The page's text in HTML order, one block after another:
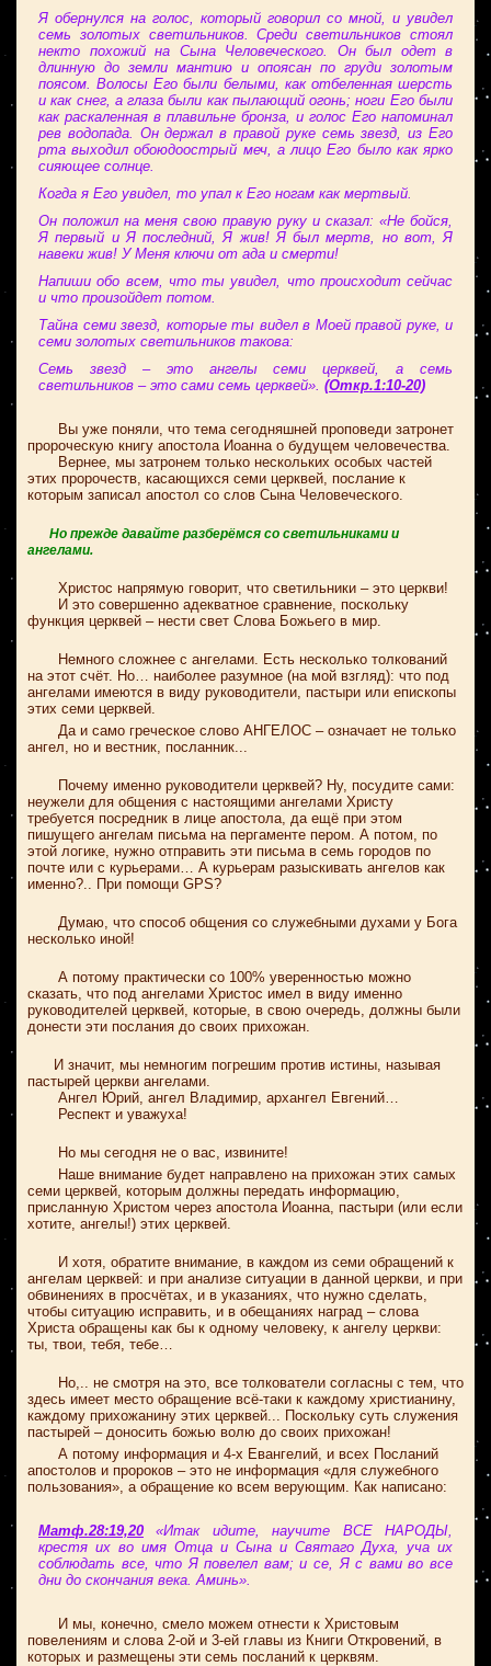
Я обернулся на голос, который говорил со мной, и увидел
семь золотых светильников. Среди светильников стоял
некто похожий на Сына Человеческого. Он был одет в
длинную до земли мантию и опоясан по груди золотым
поясом. Волосы Его были белыми, как отбеленная шерсть
и как снег, а глаза были как пылающий огонь; ноги Его были
как раскаленная в плавильне бронза, и голос Его напоминал
рев водопада. Он держал в правой руке семь звезд, из Его
рта выходил обоюдоострый меч, а лицо Его было как ярко
сияющее солнце.
Когда я Его увидел, то упал к Его ногам как мертвый.
Он положил на меня свою правую руку и сказал: «Не бойся,
Я первый и Я последний, Я жив! Я был мертв, но вот, Я
навеки жив! У Меня ключи от ада и смерти!
Напиши обо всем, что ты увидел, что происходит сейчас
и что произойдет потом.
Тайна семи звезд, которые ты видел в Моей правой руке, и
семи золотых светильников такова:
Семь звезд – это ангелы семи церквей, а семь
светильников – это сами семь церквей». (Откр.1:10-20)
Вы уже поняли, что тема сегодняшней проповеди затронет
пророческую книгу апостола Иоанна о будущем человечества.
Вернее, мы затронем только нескольких особых частей
этих пророчеств, касающихся семи церквей, послание к
которым записал апостол со слов Сына Человеческого.
Но прежде давайте разберёмся со светильниками и
ангелами.
Христос напрямую говорит, что светильники – это церкви!
И это совершенно адекватное сравнение, поскольку
функция церквей – нести свет Слова Божьего в мир.
Немного сложнее с ангелами. Есть несколько толкований
на этот счёт. Но… наиболее разумное (на мой взгляд): что под
ангелами имеются в виду руководители, пастыри или епископы
этих семи церквей.
Да и само греческое слово АНГЕЛОС – означает не только
ангел, но и вестник, посланник...
Почему именно руководители церквей? Ну, посудите сами:
неужели для общения с настоящими ангелами Христу
требуется посредник в лице апостола, да ещё при этом
пишущего ангелам письма на пергаменте пером. А потом, по
этой логике, нужно отправить эти письма в семь городов по
почте или с курьерами… А курьерам разыскивать ангелов как
именно?.. При помощи GPS?
Думаю, что способ общения со служебными духами у Бога
несколько иной!
А потому практически со 100% уверенностью можно
сказать, что под ангелами Христос имел в виду именно
руководителей церквей, которые, в свою очередь, должны были
донести эти послания до своих прихожан.
И значит, мы немногим погрешим против истины, называя
пастырей церкви ангелами.
Ангел Юрий, ангел Владимир, архангел Евгений…
Респект и уважуха!
Но мы сегодня не о вас, извините!
Наше внимание будет направлено на прихожан этих самых
семи церквей, которым должны передать информацию,
присланную Христом через апостола Иоанна, пастыри (или если
хотите, ангелы!) этих церквей.
И хотя, обратите внимание, в каждом из семи обращений к
ангелам церквей: и при анализе ситуации в данной церкви, и при
обвинениях в просчётах, и в указаниях, что нужно сделать,
чтобы ситуацию исправить, и в обещаниях наград – слова
Христа обращены как бы к одному человеку, к ангелу церкви:
ты, твои, тебя, тебе…
Но,.. не смотря на это, все толкователи согласны с тем, что
здесь имеет место обращение всё-таки к каждому христианину,
каждому прихожанину этих церквей... Поскольку суть служения
пастырей – доносить божью волю до своих прихожан!
А потому информация и 4-х Евангелий, и всех Посланий
апостолов и пророков – это не информация «для служебного
пользования», а обращение ко всем верующим. Как написано:
Матф.28:19,20 «Итак идите, научите ВСЕ НАРОДЫ,
крестя их во имя Отца и Сына и Святаго Духа, уча их
соблюдать все, что Я повелел вам; и се, Я с вами во все
дни до скончания века. Аминь».
И мы, конечно, смело можем отнести к Христовым
повелениям и слова 2-ой и 3-ей главы из Книги Откровений, в
которых и размещены эти семь посланий к церквям.